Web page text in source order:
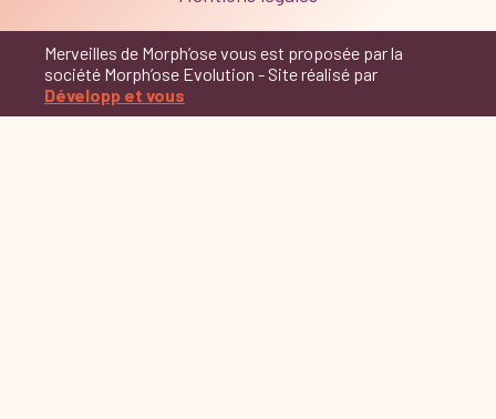
Merveilles de Morph’ose vous est proposée par la
société Morph’ose Evolution - Site réalisé par
Développ et vous